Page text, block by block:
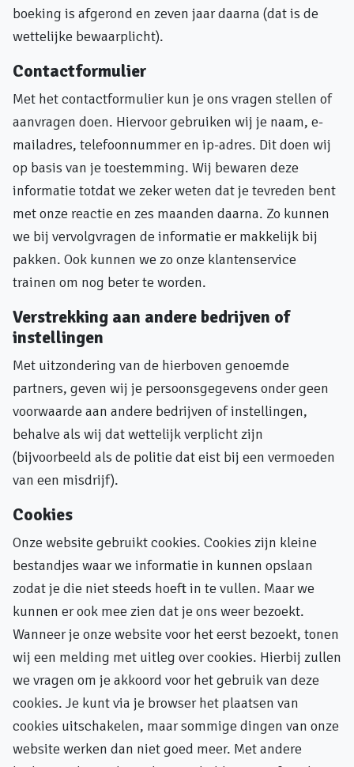
boeking is afgerond en zeven jaar daarna (dat is de
wettelijke bewaarplicht).
Contactformulier
Met het contactformulier kun je ons vragen stellen of
aanvragen doen. Hiervoor gebruiken wij je naam, e-
mailadres, telefoonnummer en ip-adres. Dit doen wij
op basis van je toestemming. Wij bewaren deze
informatie totdat we zeker weten dat je tevreden bent
met onze reactie en zes maanden daarna. Zo kunnen
we bij vervolgvragen de informatie er makkelijk bij
pakken. Ook kunnen we zo onze klantenservice
trainen om nog beter te worden.
Verstrekking aan andere bedrijven of
instellingen
Met uitzondering van de hierboven genoemde
partners, geven wij je persoonsgegevens onder geen
voorwaarde aan andere bedrijven of instellingen,
behalve als wij dat wettelijk verplicht zijn
(bijvoorbeeld als de politie dat eist bij een vermoeden
van een misdrijf).
Cookies
Onze website gebruikt cookies. Cookies zijn kleine
bestandjes waar we informatie in kunnen opslaan
zodat je die niet steeds hoeft in te vullen. Maar we
kunnen er ook mee zien dat je ons weer bezoekt.
Wanneer je onze website voor het eerst bezoekt, tonen
wij een melding met uitleg over cookies. Hierbij zullen
we vragen om je akkoord voor het gebruik van deze
cookies. Je kunt via je browser het plaatsen van
cookies uitschakelen, maar sommige dingen van onze
website werken dan niet goed meer. Met andere